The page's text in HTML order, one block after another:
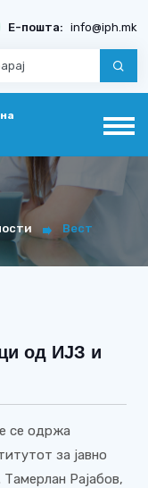
Е-пошта: info@iph.mk
Вест
од ИЈЗ и
се одржа
за јавно
Рајабов,